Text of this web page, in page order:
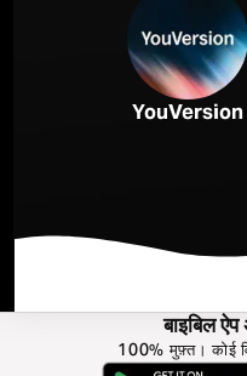
YouVersion
बाइबिल
100% मुफ़्त। कोई